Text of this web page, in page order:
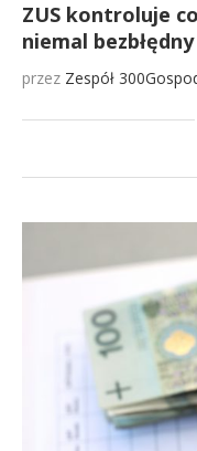
ZUS kontroluje
niemal bezbłędny
przez Zespół